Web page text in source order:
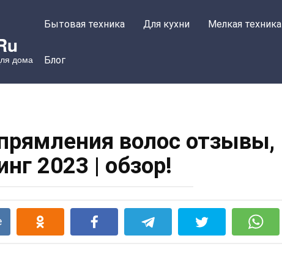
дома
Бытовая техника Для кухни Мелкая техника
Блог
волос отзывы,
2023 | обзор!